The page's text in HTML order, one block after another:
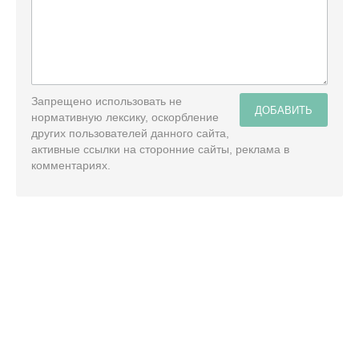
ДОБАВИТЬ
Запрещено использовать не
нормативную лексику, оскорбление
других пользователей данного сайта,
активные ссылки на сторонние сайты, реклама в
комментариях.